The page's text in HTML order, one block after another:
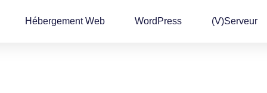
Hébergement Web WordPress (v)Serveur